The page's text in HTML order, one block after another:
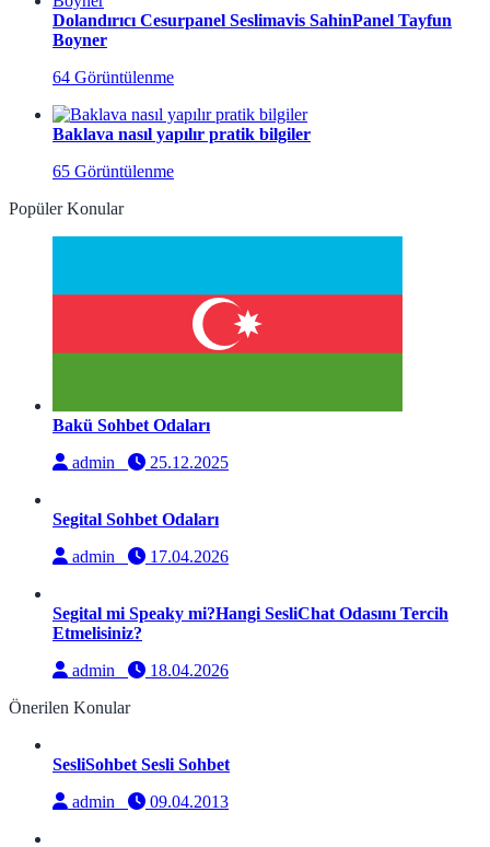
Dolandırıcı Cesurpanel Seslimavis SahinPanel Tayfun
Boyner
64 Görüntülenme
Baklava nasıl yapılır pratik bilgiler
65 Görüntülenme
Popüler Konular
Bakü Sohbet Odaları
admin
25.12.2025
Segital Sohbet Odaları
admin
17.04.2026
Segital mi Speaky mi?Hangi SesliChat Odasını Tercih
Etmelisiniz?
admin
18.04.2026
Önerilen Konular
SesliSohbet Sesli Sohbet
admin
09.04.2013